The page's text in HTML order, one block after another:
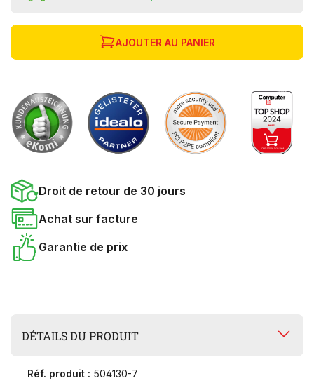
AJOUTER AU PANIER
Droit de retour de 30 jours
Achat sur facture
Garantie de prix
DÉTAILS DU PRODUIT
Réf. produit : 504130-7